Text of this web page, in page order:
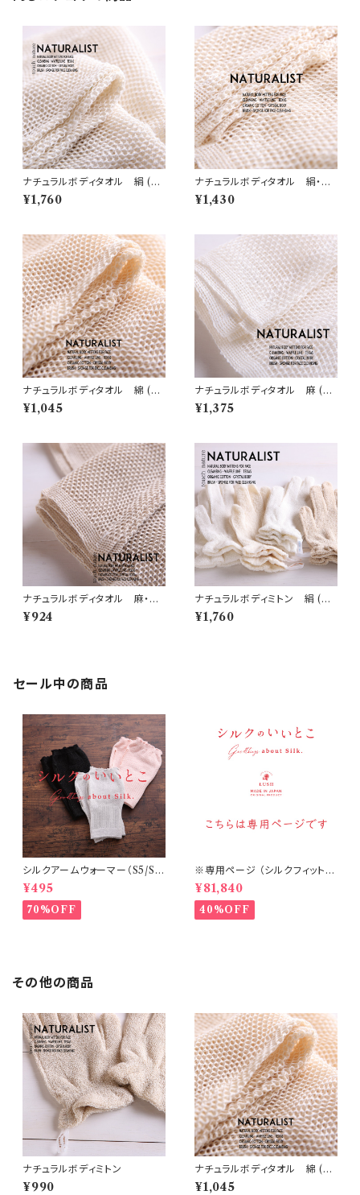
ナチュラルボディタオル 絹 (N
1)
¥1,760
ナチュラルボディタオル 絹・綿
(N2)
¥1,430
ナチュラルボディタオル 綿 (N
5)
¥1,045
ナチュラルボディタオル 麻 (N
3)
¥1,375
ナチュラルボディタオル 麻・綿
(N4)
¥924
ナチュラルボディミトン 絹 (N
6)
¥1,760
セール中の商品
シルクアームウォーマー（S5/S
6/S7）
¥495
70%OFF
※専用ページ （シルクフィット腹
¥81,840
40%OFF
その他の商品
ナチュラルボディミトン
¥990
ナチュラルボディタオル 綿 (N
5)
¥1,045